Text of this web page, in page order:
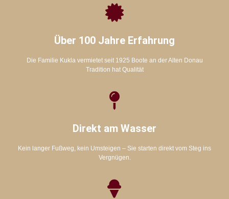
Über 100 Jahre Erfahrung
Die Familie Kukla vermietet seit 1925 Boote an der Alten Donau
Tradition hat Qualität
Direkt am Wasser
Kein langer Fußweg, kein Umsteigen – Sie starten direkt vom Steg ins
Vergnügen.